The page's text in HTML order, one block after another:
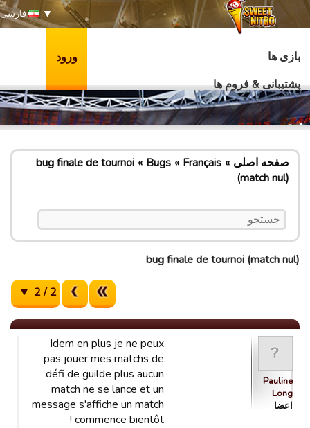
فارسی
بازی ها
پشتیبانی & فروم ها
ورود
صفحه اصلی Français
Bugs
bug finale de tournoi
(match nul)
bug finale de tournoi (match nul)
2 / 2
Pauline
Long
اعضا
Idem en plus je ne peux
pas jouer mes matchs de
défi de guilde plus aucun
match ne se lance et un
message s'affiche un match
commence bientôt !